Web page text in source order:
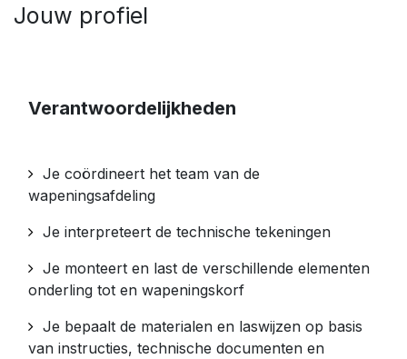
Jouw profiel
Verantwoordelijkheden
Je coördineert het team van de
wapeningsafdeling
Je interpreteert de technische tekeningen
Je monteert en last de verschillende elementen
onderling tot en wapeningskorf
Je bepaalt de materialen en laswijzen op basis
van instructies, technische documenten en